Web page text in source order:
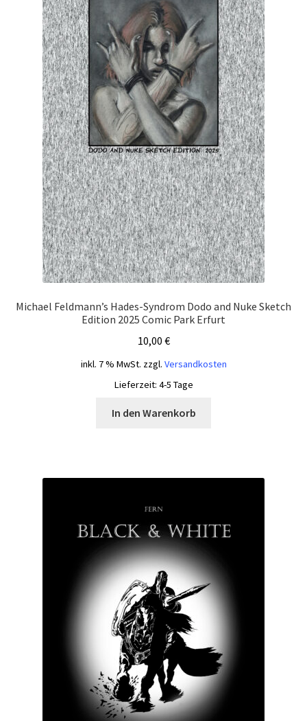
Michael Feldmann’s Hades-Syndrom Dodo and Nuke Sketch
Edition 2025 Comic Park Erfurt
10,00 €
inkl. 7 % MwSt. zzgl. Versandkosten
Lieferzeit: 4-5 Tage
In den Warenkorb